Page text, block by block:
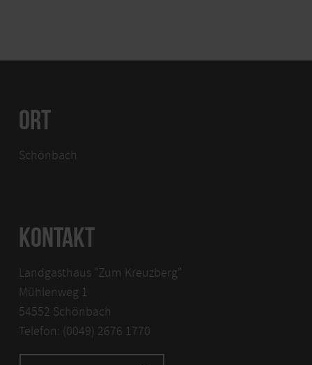
ORT
Schönbach
KONTAKT
Landgasthaus "Zum Kreuzberg"
Mühlenweg 1
54552 Schönbach
Telefon: (0049) 2676 1770